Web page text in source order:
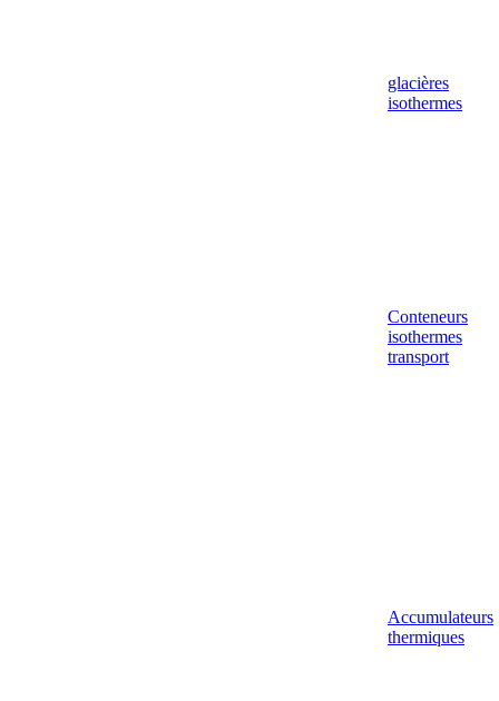
glacières
isothermes
Conteneurs
isothermes
transport
Accumulateurs
thermiques